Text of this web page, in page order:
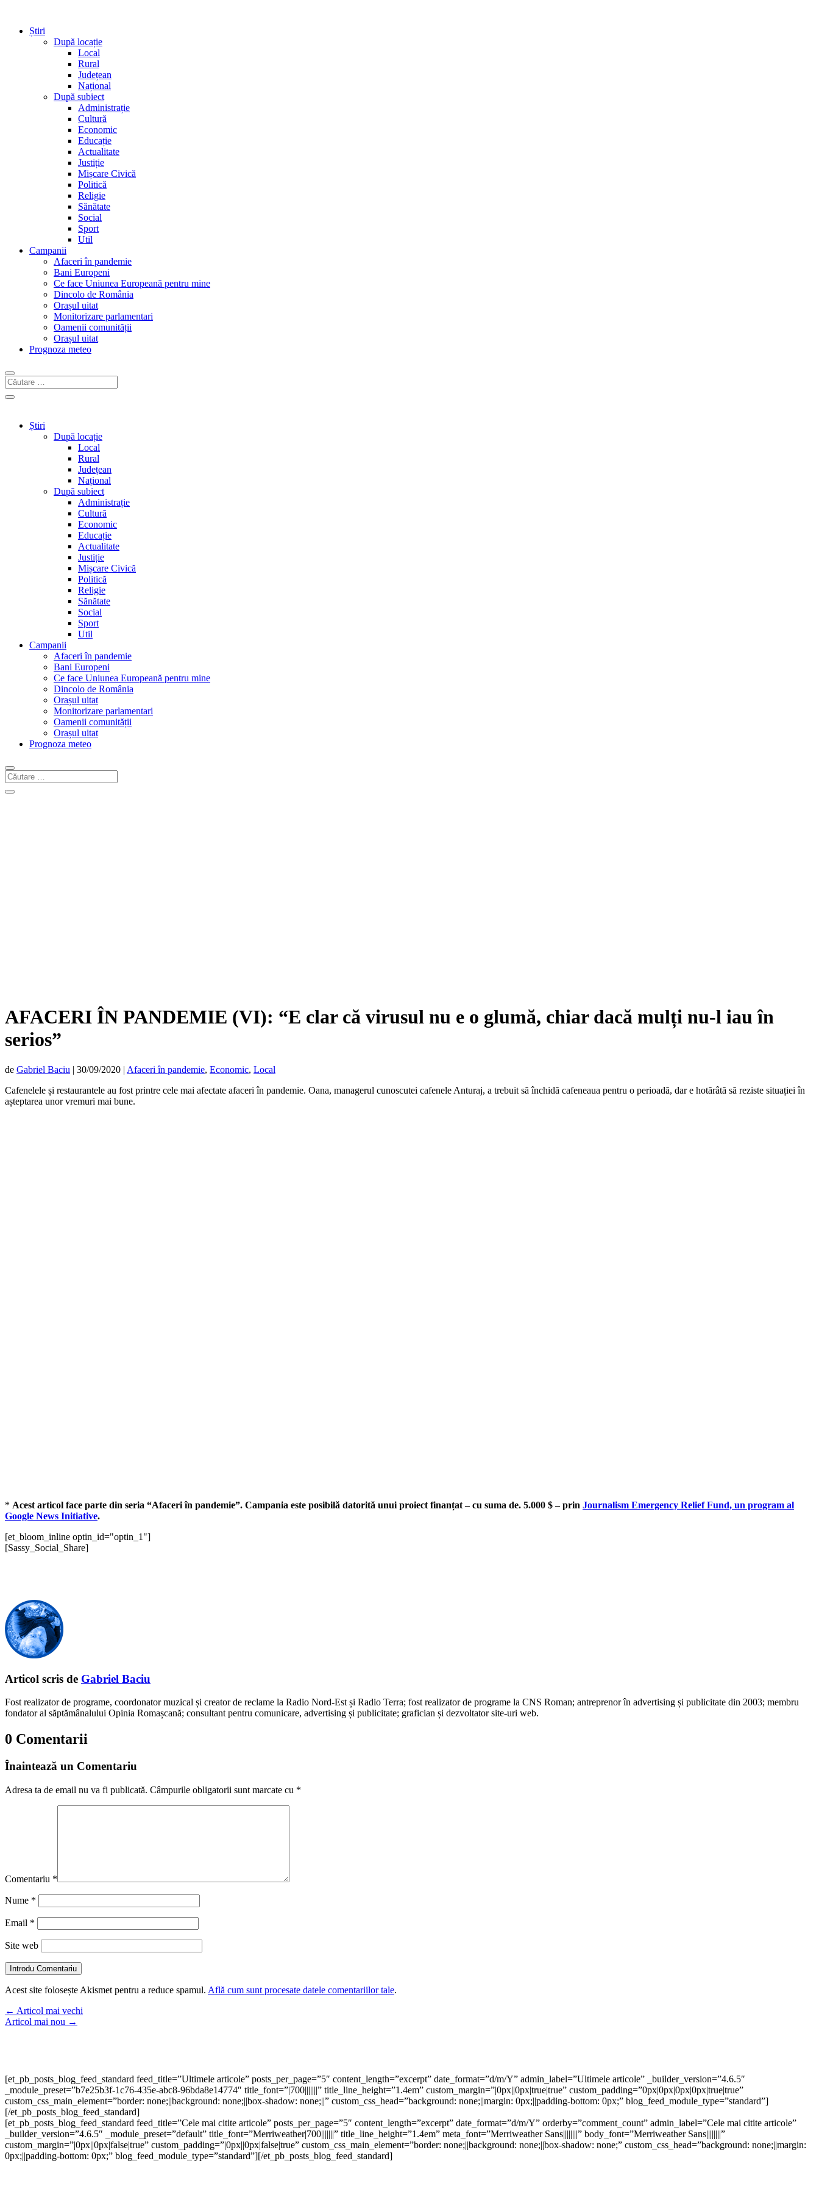
Știri
După locație
Local
Rural
Județean
Național
După subiect
Administrație
Cultură
Economic
Educație
Actualitate
Justiție
Mișcare Civică
Politică
Religie
Sănătate
Social
Sport
Util
Campanii
Afaceri în pandemie
Bani Europeni
Ce face Uniunea Europeană pentru mine
Dincolo de România
Orașul uitat
Monitorizare parlamentari
Oamenii comunității
Orașul uitat
Prognoza meteo
Știri
După locație
Local
Rural
Județean
Național
După subiect
Administrație
Cultură
Economic
Educație
Actualitate
Justiție
Mișcare Civică
Politică
Religie
Sănătate
Social
Sport
Util
Campanii
Afaceri în pandemie
Bani Europeni
Ce face Uniunea Europeană pentru mine
Dincolo de România
Orașul uitat
Monitorizare parlamentari
Oamenii comunității
Orașul uitat
Prognoza meteo
AFACERI ÎN PANDEMIE (VI): “E clar că virusul nu e o glumă, chiar dacă mulți nu-l iau în
serios”
de Gabriel Baciu | 30/09/2020 | Afaceri în pandemie, Economic, Local
Cafenelele și restaurantele au fost printre cele mai afectate afaceri în pandemie. Oana, managerul cunoscutei cafenele Anturaj, a trebuit să închidă cafeneaua pentru o perioadă, dar e hotărâtă să reziste situației în
așteptarea unor vremuri mai bune.
* Acest articol face parte din seria “Afaceri în pandemie”. Campania este posibilă datorită unui proiect finanțat – cu suma de. 5.000 $ – prin Journalism Emergency Relief Fund, un program al
Google News Initiative.
[et_bloom_inline optin_id="optin_1"]
[Sassy_Social_Share]
Articol scris de Gabriel Baciu
Fost realizator de programe, coordonator muzical și creator de reclame la Radio Nord-Est și Radio Terra; fost realizator de programe la CNS Roman; antreprenor în advertising și publicitate din 2003; membru
fondator al săptămânalului Opinia Romașcană; consultant pentru comunicare, advertising și publicitate; grafician și dezvoltator site-uri web.
0 Comentarii
Înaintează un Comentariu
Adresa ta de email nu va fi publicată. Câmpurile obligatorii sunt marcate cu *
Comentariu *
Nume *
Email *
Site web
Introdu Comentariu
Acest site folosește Akismet pentru a reduce spamul. Află cum sunt procesate datele comentariilor tale.
← Articol mai vechi
Articol mai nou →
[et_pb_posts_blog_feed_standard feed_title=”Ultimele articole” posts_per_page=”5″ content_length=”excerpt” date_format=”d/m/Y” admin_label=”Ultimele articole” _builder_version=”4.6.5″
_module_preset=”b7e25b3f-1c76-435e-abc8-96bda8e14774″ title_font=”|700|||||||” title_line_height=”1.4em” custom_margin=”|0px||0px|true|true” custom_padding=”0px|0px|0px|0px|true|true”
custom_css_main_element=”border: none;||background: none;||box-shadow: none;||” custom_css_head=”background: none;||margin: 0px;||padding-bottom: 0px;” blog_feed_module_type=”standard”]
[/et_pb_posts_blog_feed_standard]
[et_pb_posts_blog_feed_standard feed_title=”Cele mai citite articole” posts_per_page=”5″ content_length=”excerpt” date_format=”d/m/Y” orderby=”comment_count” admin_label=”Cele mai citite articole”
_builder_version=”4.6.5″ _module_preset=”default” title_font=”Merriweather|700|||||||” title_line_height=”1.4em” meta_font=”Merriweather Sans||||||||” body_font=”Merriweather Sans||||||||”
custom_margin=”|0px||0px|false|true” custom_padding=”|0px||0px|false|true” custom_css_main_element=”border: none;||background: none;||box-shadow: none;” custom_css_head=”background: none;||margin:
0px;||padding-bottom: 0px;” blog_feed_module_type=”standard”][/et_pb_posts_blog_feed_standard]